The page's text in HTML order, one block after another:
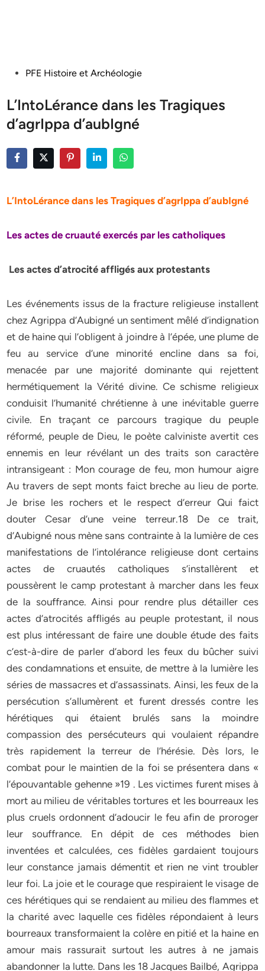
PostedPFE Histoire et Archéologie
L’IntoLérance dans les Tragiques
d’agrIppa d’aubIgné
L’IntoLérance dans les Tragiques d’agrIppa d’aubIgné
Les actes de cruauté exercés par les catholiques
Les actes d’atrocité affligés aux protestants
Les événements issus de la fracture religieuse installent
chez Agrippa d’Aubigné un sentiment mêlé d’indignation
et de haine qui l’obligent à joindre à l’épée, une plume de
feu au service d’une minorité encline dans sa foi,
menacée par une majorité dominante qui rejettent
hermétiquement la Vérité divine. Ce schisme religieux
conduisit l’humanité chrétienne à une inévitable guerre
civile. En traçant ce parcours tragique du peuple
réformé, peuple de Dieu, le poète calviniste avertit ces
ennemis en leur révélant un des traits son caractère
intransigeant : Mon courage de feu, mon humour aigre
Au travers de sept monts faict breche au lieu de porte.
Je brise les rochers et le respect d’erreur Qui faict
douter Cesar d’une veine terreur.18 De ce trait,
d’Aubigné nous mène sans contrainte à la lumière de ces
manifestations de l’intolérance religieuse dont certains
actes de cruautés catholiques s’installèrent et
poussèrent le camp protestant à marcher dans les feux
de la souffrance. Ainsi pour rendre plus détailler ces
actes d’atrocités affligés au peuple protestant, il nous
est plus intéressant de faire une double étude des faits
c’est-à-dire de parler d’abord les feux du bûcher suivi
des condamnations et ensuite, de mettre à la lumière les
séries de massacres et d’assassinats. Ainsi, les feux de la
persécution s’allumèrent et furent dressés contre les
hérétiques qui étaient brulés sans la moindre
compassion des persécuteurs qui voulaient répandre
très rapidement la terreur de l’hérésie. Dès lors, le
combat pour le maintien de la foi se présentera dans «
l’épouvantable gehenne »19 . Les victimes furent mises à
mort au milieu de véritables tortures et les bourreaux les
plus cruels ordonnent d’adoucir le feu afin de proroger
leur souffrance. En dépit de ces méthodes bien
inventées et calculées, ces fidèles gardaient toujours
leur constance jamais démentit et rien ne vint troubler
leur foi. La joie et le courage que respiraient le visage de
ces hérétiques qui se rendaient au milieu des flammes et
la charité avec laquelle ces fidèles répondaient à leurs
bourreaux transformaient la colère en pitié et la haine en
amour mais rassurait surtout les autres à ne jamais
abandonner la lutte. Dans les 18 Jacques Bailbé, Agrippa